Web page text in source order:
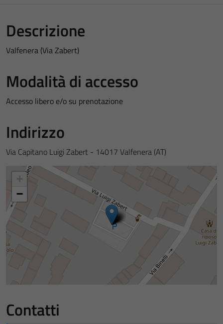
Descrizione
Valfenera (Via Zabert)
Modalità di accesso
Accesso libero e/o su prenotazione
Indirizzo
Via Capitano Luigi Zabert - 14017 Valfenera (AT)
−
Contatti